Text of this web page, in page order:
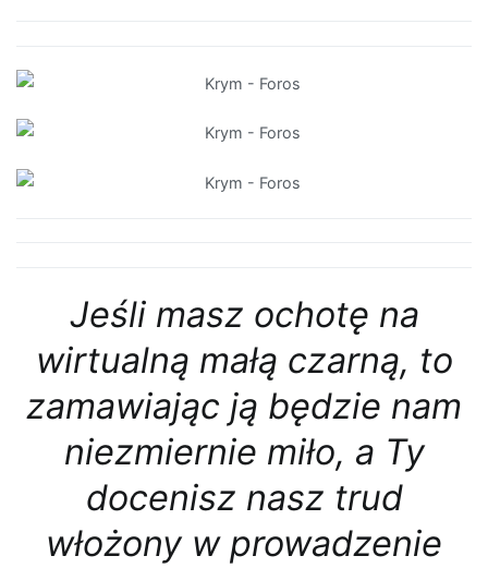
Jeśli masz ochotę na
wirtualną małą czarną, to
zamawiając ją będzie nam
niezmiernie miło, a Ty
docenisz nasz trud
włożony w prowadzenie